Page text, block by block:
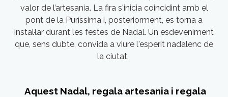
valor de l’artesania. La fira s'inicia coincidint amb el
pont de la Puríssima i, posteriorment, es torna a
instal·lar durant les festes de Nadal. Un esdeveniment
que, sens dubte, convida a viure l'esperit nadalenc de
la ciutat.
Aquest Nadal, regala artesania i regala